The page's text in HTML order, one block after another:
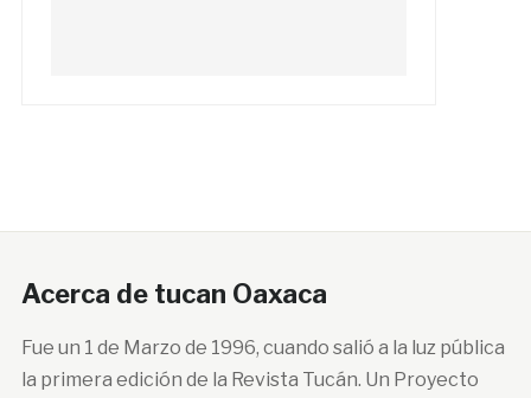
Acerca de tucan Oaxaca
Fue un 1 de Marzo de 1996, cuando salió a la luz pública
la primera edición de la Revista Tucán. Un Proyecto